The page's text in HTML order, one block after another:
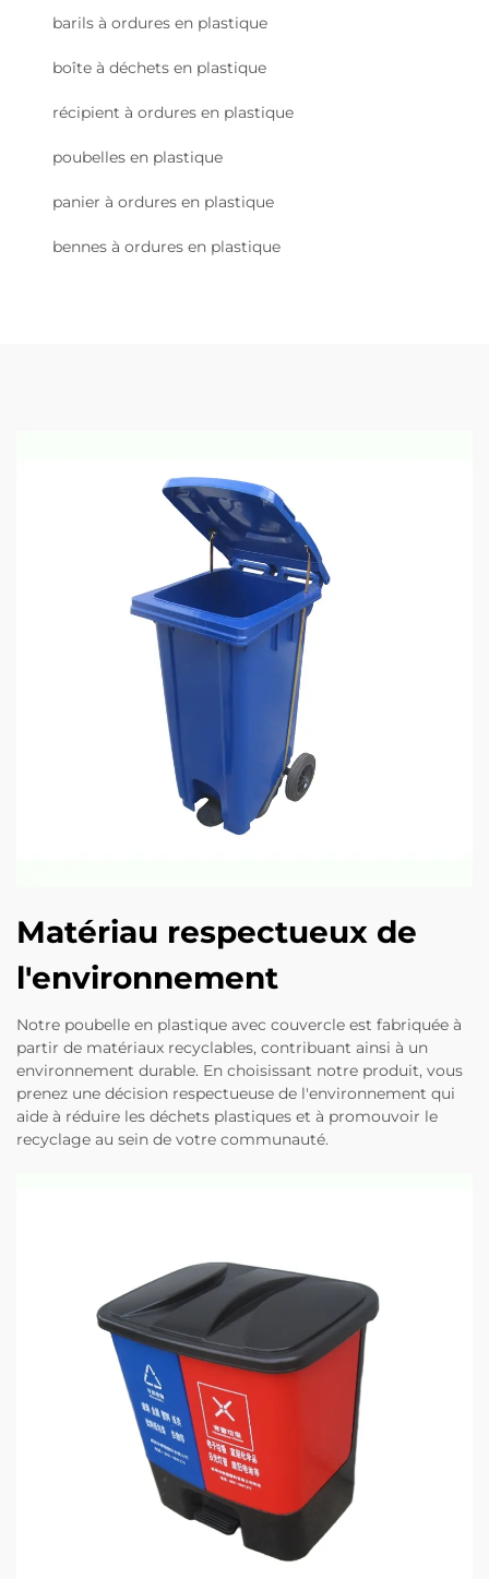
barils à ordures en plastique
boîte à déchets en plastique
récipient à ordures en plastique
poubelles en plastique
panier à ordures en plastique
bennes à ordures en plastique
Matériau respectueux de
l'environnement
Notre poubelle en plastique avec couvercle est fabriquée à
partir de matériaux recyclables, contribuant ainsi à un
environnement durable. En choisissant notre produit, vous
prenez une décision respectueuse de l'environnement qui
aide à réduire les déchets plastiques et à promouvoir le
recyclage au sein de votre communauté.